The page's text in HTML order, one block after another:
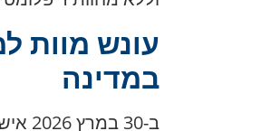
עונש מוות
במדינה